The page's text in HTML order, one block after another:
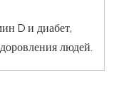
D и диабет,
людей.